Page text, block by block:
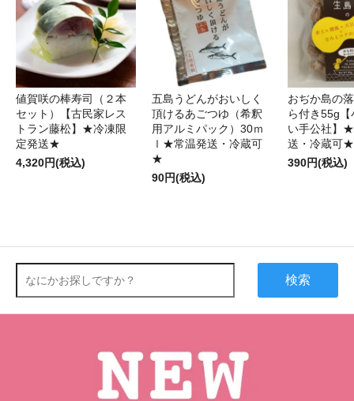
値賀咲の棒寿司（２本
セット）【古民家レス
トラン藤松】★冷凍限
定発送★
4,320円(税込)
五島うどんがおいしく
頂けるあごつゆ（希釈
用アルミパック）30ｍ
ｌ★常温発送・冷蔵可
★
90円(税込)
おぢか島の
ら付き55g
い手公社】
送・冷蔵可★
390円(税込)
検索